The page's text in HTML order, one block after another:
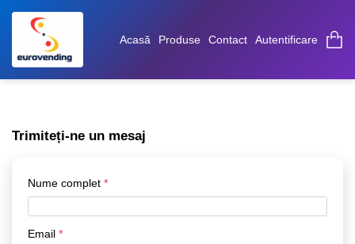
Acasă Produse Contact Autentificare
Trimiteți-ne un mesaj
Nume complet *
Email *